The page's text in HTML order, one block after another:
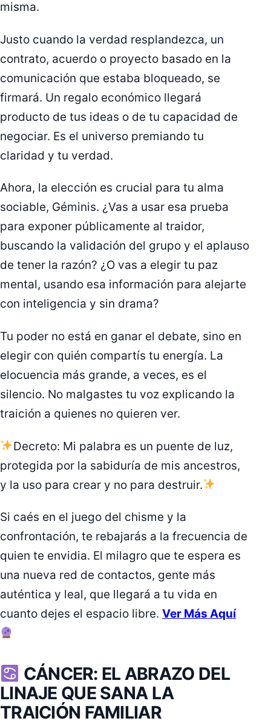
misma.
Justo cuando la verdad resplandezca, un
contrato, acuerdo o proyecto basado en la
comunicación que estaba bloqueado, se
firmará. Un regalo económico llegará
producto de tus ideas o de tu capacidad de
negociar. Es el universo premiando tu
claridad y tu verdad.
Ahora, la elección es crucial para tu alma
sociable, Géminis. ¿Vas a usar esa prueba
para exponer públicamente al traidor,
buscando la validación del grupo y el aplauso
de tener la razón? ¿O vas a elegir tu paz
mental, usando esa información para alejarte
con inteligencia y sin drama?
Tu poder no está en ganar el debate, sino en
elegir con quién compartís tu energía. La
elocuencia más grande, a veces, es el
silencio. No malgastes tu voz explicando la
traición a quienes no quieren ver.
Decreto: Mi palabra es un puente de luz,
protegida por la sabiduría de mis ancestros,
y la uso para crear y no para destruir.
Si caés en el juego del chisme y la
confrontación, te rebajarás a la frecuencia de
quien te envidia. El milagro que te espera es
una nueva red de contactos, gente más
auténtica y leal, que llegará a tu vida en
cuanto dejes el espacio libre. Ver Más Aquí
CÁNCER: EL ABRAZO DEL
LINAJE QUE SANA LA
TRAICIÓN FAMILIAR